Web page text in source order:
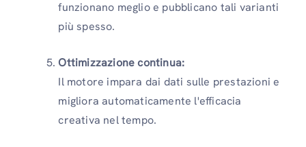
funzionano meglio e pubblicano tali varianti
più spesso.
Ottimizzazione continua:
Il motore impara dai dati sulle prestazioni e
migliora automaticamente l'efficacia
creativa nel tempo.